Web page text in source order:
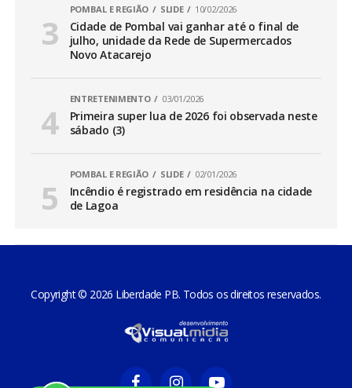
POMBAL E REGIÃO SLIDE 10/02/2026
Cidade de Pombal vai ganhar até o final de
julho, unidade da Rede de Supermercados
Novo Atacarejo
ENTRETENIMENTO 03/01/2026
Primeira super lua de 2026 foi observada neste
sábado (3)
POMBAL E REGIÃO SLIDE 02/01/2026
Incêndio é registrado em residência na cidade
de Lagoa
Copyright © 2026 Liberdade PB. Todos os direitos reservados.